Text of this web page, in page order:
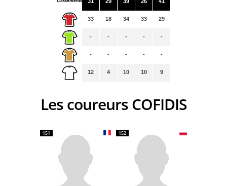
33
-
-
12
18
-
-
4
34
-
-
10
33
-
-
10
29
-
-
9
Les coureurs COFIDIS
151 152